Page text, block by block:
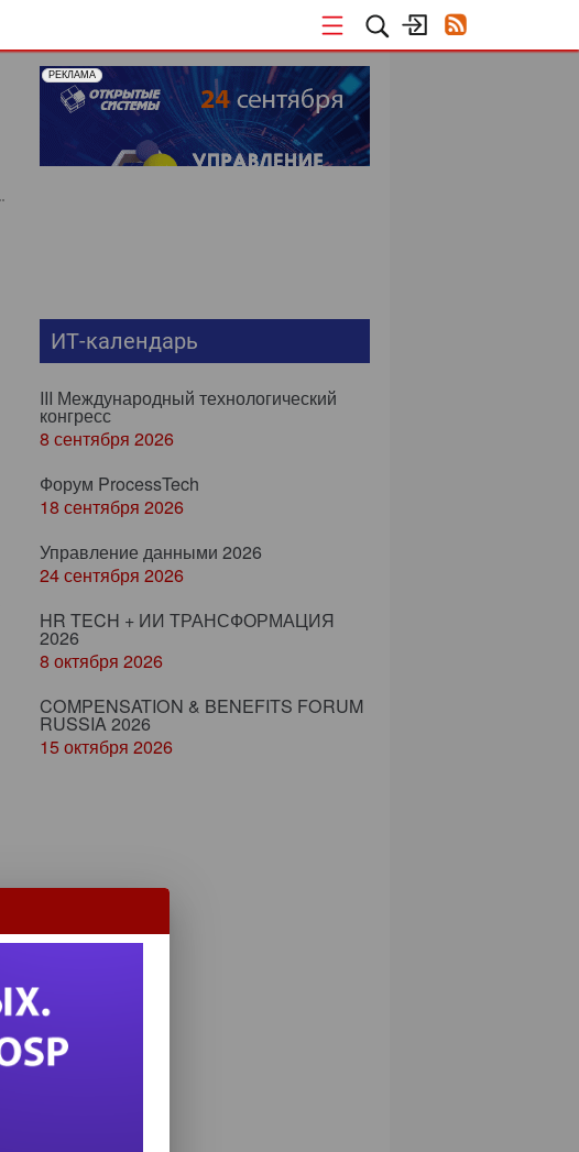
РЕКЛАМА
ИТ-календарь
III Международный технологический
конгресс
8 сентября 2026
Форум ProcessTech
18 сентября 2026
Управление данными 2026
24 сентября 2026
HR TECH + ИИ ТРАНСФОРМАЦИЯ
2026
8 октября 2026
COMPENSATION & BENEFITS FORUM
RUSSIA 2026
15 октября 2026